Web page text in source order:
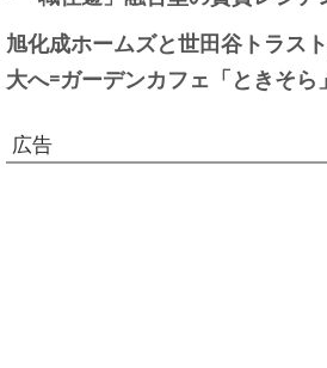
旭化成ホームズと世田谷トラス
大へ=ガーデンカフェ「ときそら
広告